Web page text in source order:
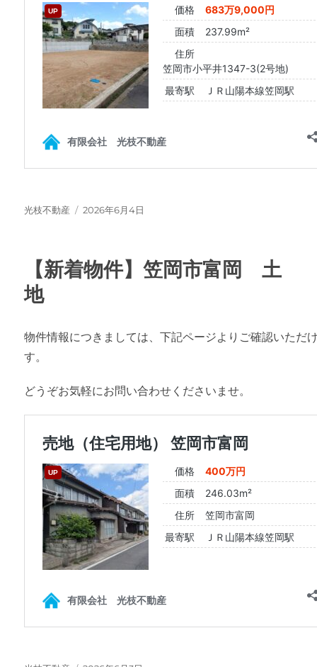
投
光枝不動産
投
2026年6月4日
【新着物件】笠岡市富岡 土
地
物件情報につきましては、下記ページよりご確認いただ
す。
どうぞお気軽にお問い合わせくださいませ。